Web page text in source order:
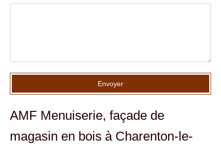
Envoyer
AMF Menuiserie, façade de
magasin en bois à Charenton-le-